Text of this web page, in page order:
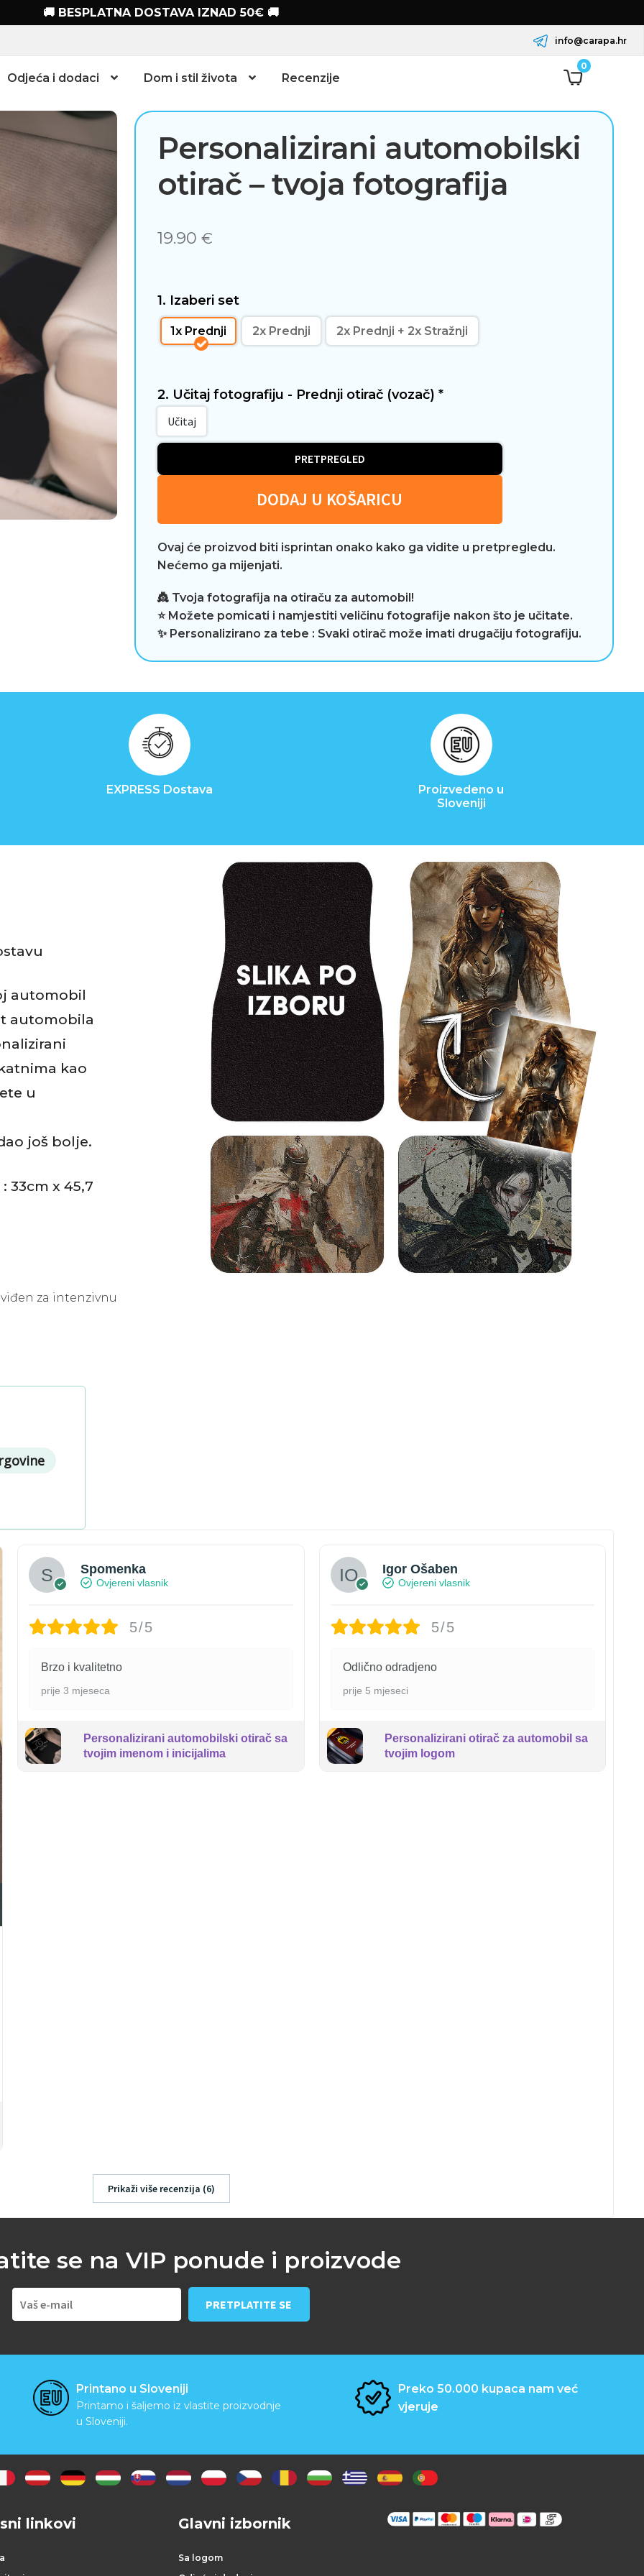
🚚 BESPLATNA DOSTAVA IZNAD 50€ 🚚
info@carapa.hr
Odjeća i dodaci Dom i stil života Recenzije
0
Personalizirani automobilski
otirač – tvoja fotografija
19.90 €
1. Izaberi set
1x Prednji 2x Prednji 2x Prednji + 2x Stražnji
2. Učitaj fotografiju - Prednji otirač (vozač) *
Učitaj
PRETPREGLED
DODAJ U KOŠARICU
Ovaj će proizvod biti isprintan onako kako ga vidite u pretpregledu.
Nećemo ga mijenjati.
👸 Tvoja fotografija na otiraču za automobil!
⭐ Možete pomicati i namjestiti veličinu fotografije nakon što je učitate.
✨ Personalizirano za tebe : Svaki otirač može imati drugačiju fotografiju.
EXPRESS Dostava
Proizvedeno u
Sloveniji
automobil
automobila
kao
u
još bolje.
33cm x 45,7
za intenzivnu
Spomenka
Ovjereni vlasnik
5/5
Brzo i kvalitetno
prije 3 mjeseca
Personalizirani automobilski otirač sa
tvojim imenom i inicijalima
Igor Ošaben
Ovjereni vlasnik
5/5
Odlično odradjeno
prije 5 mjeseci
Personalizirani otirač za automobil sa
tvojim logom
Prikaži više recenzija (6)
se na VIP ponude i proizvode
Printano u Sloveniji
Printamo i šaljemo iz vlastite proizvodnje
u Sloveniji.
Preko 50.000 kupaca nam već
vjeruje
linkovi Glavni izbornik
Sa logom